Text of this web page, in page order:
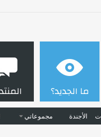
ما الجديد؟
الأجندة مجموعاتي